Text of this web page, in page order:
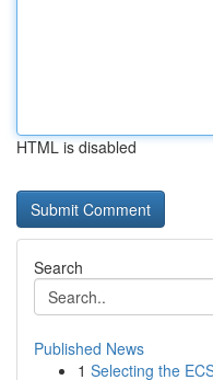
HTML is disabled
Search
Published News
1 Selecting the